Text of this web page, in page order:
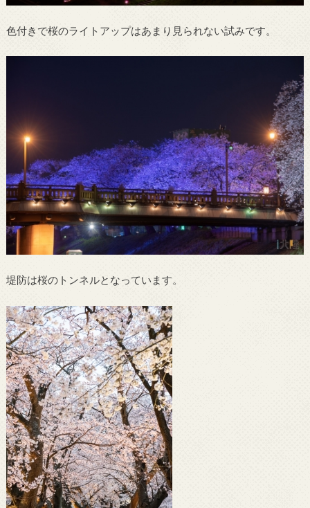
色付きで桜のライトアップはあまり見られない試みです。
堤防は桜のトンネルとなっています。